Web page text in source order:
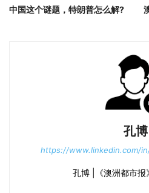
中国这个谜题，特朗普怎么解?
孔博
https://www.linkedin.com/
孔博 |《澳洲都市报